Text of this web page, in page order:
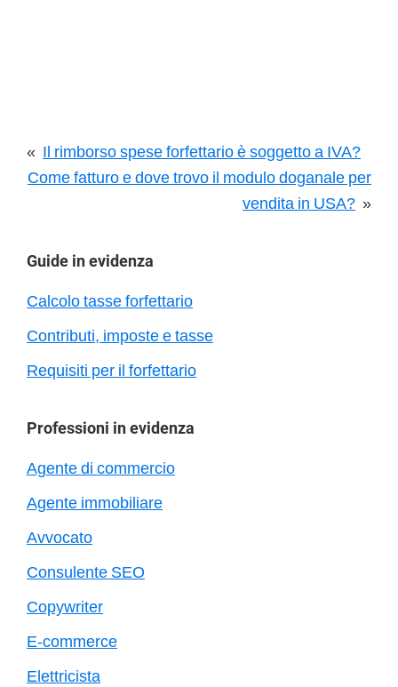
« Il rimborso spese forfettario è soggetto a IVA?
Come fatturo e dove trovo il modulo doganale per
vendita in USA? »
Barra
laterale
Guide in evidenza
Calcolo tasse forfettario
Contributi, imposte e tasse
Requisiti per il forfettario
Professioni in evidenza
Agente di commercio
Agente immobiliare
Avvocato
Consulente SEO
Copywriter
E-commerce
Elettricista